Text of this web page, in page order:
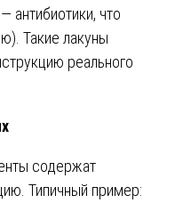
антибиотики, что
Такие лакуны
реального
содержат
Типичный пример: